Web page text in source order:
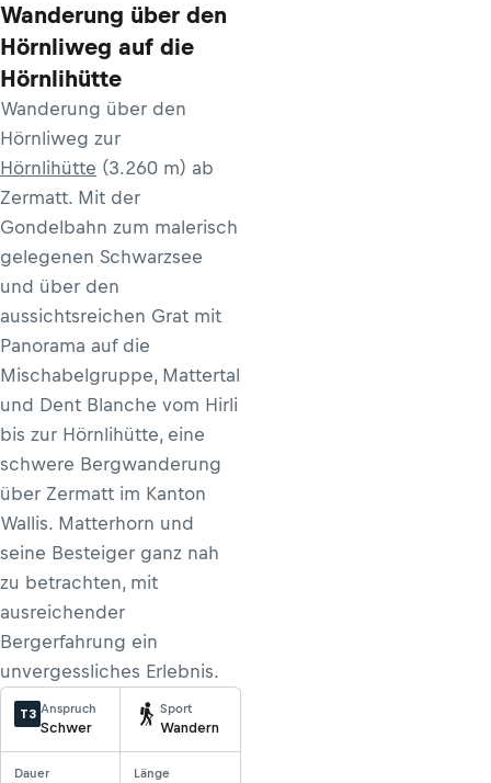
Wanderung über den
Hörnliweg auf die
Hörnlihütte
Wanderung über den
Hörnliweg zur
Hörnlihütte (3.260 m) ab
Zermatt. Mit der
Gondelbahn zum malerisch
gelegenen Schwarzsee
und über den
aussichtsreichen Grat mit
Panorama auf die
Mischabelgruppe, Mattertal
und Dent Blanche vom Hirli
bis zur Hörnlihütte, eine
schwere Bergwanderung
über Zermatt im Kanton
Wallis. Matterhorn und
seine Besteiger ganz nah
zu betrachten, mit
ausreichender
Bergerfahrung ein
unvergessliches Erlebnis.
T3 Anspruch
Schwer
Sport
Wandern
Dauer Länge